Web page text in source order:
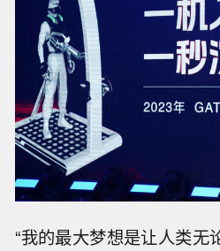
“我的最大梦想是让人类无